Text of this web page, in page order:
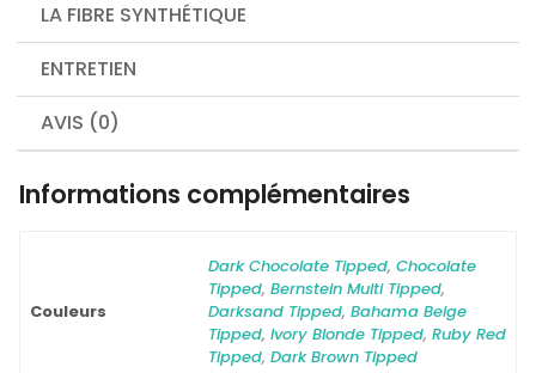
LA FIBRE SYNTHÉTIQUE
ENTRETIEN
AVIS (0)
Informations complémentaires
Couleurs
Dark Chocolate Tipped, Chocolate
Tipped, Bernstein Multi Tipped,
Darksand Tipped, Bahama Beige
Tipped, Ivory Blonde Tipped, Ruby Red
Tipped, Dark Brown Tipped